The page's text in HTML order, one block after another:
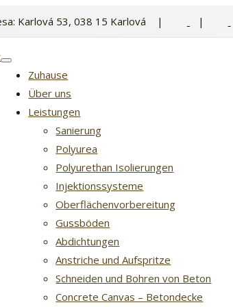
Karlová 53, 038 15 Karlová | |
Zuhause
Über uns
Leistungen
Sanierung
Polyurea
Polyurethan Isolierungen
Injektionssysteme
Oberflächenvorbereitung
Gussböden
Abdichtungen
Anstriche und Aufspritze
Schneiden und Bohren von Beton
Concrete Canvas – Betondecke